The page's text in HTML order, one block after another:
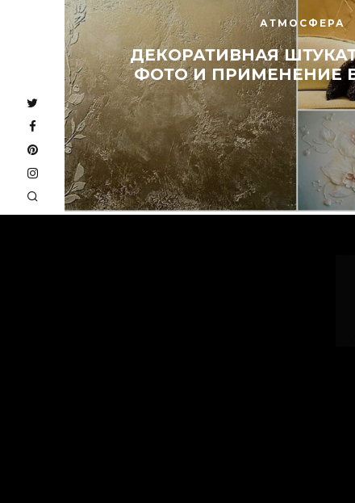
АТМОСФЕРА
ДЕКОРАТИВНАЯ
ФОТО И ПРИМЕНЕНИЕ